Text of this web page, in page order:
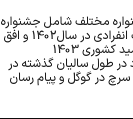
برتر در تحلیل محتوا و یادداشت در ۴ جشنواره مختلف شامل جشنواره
خانه مطبوعات1402 ، ابوذر1402، جام امید استانی بصورت انفرادی در سال1402 و افق
در طول سالیان گذشته در
در گوگل و پیام رسان